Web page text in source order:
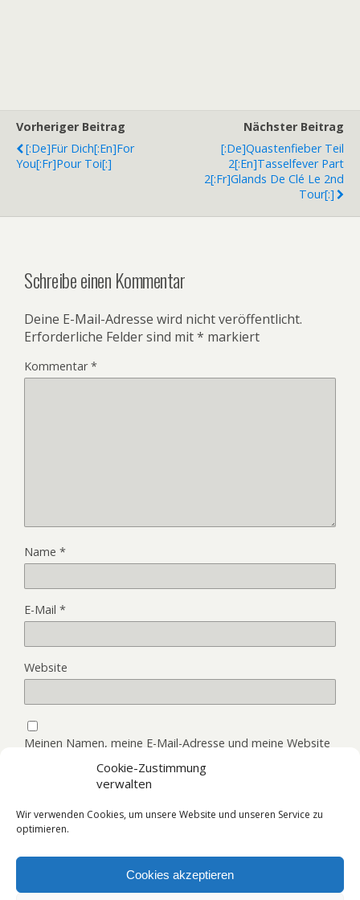
Cookie-Zustimmung
verwalten
Wir verwenden Cookies, um unsere Website und unseren Service zu
optimieren.
Cookies akzeptieren
Vorheriger Beitrag
[:de]Für Dich[:en]For
You[:fr]Pour Toi[:]
Nächster Beitrag
[:de]Quastenfieber Teil
2[:en]Tasselfever Part
2[:fr]Glands De Clé Le 2nd
Tour[:]
Schreibe einen Kommentar
Deine E-Mail-Adresse wird nicht veröffentlicht.
Erforderliche Felder sind mit* markiert
Kommentar*
Name *
E-Mail *
Website
Meinen Namen, meine E-Mail-Adresse und meine Website
Zum Seitenanfang